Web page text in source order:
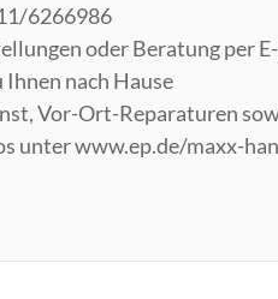
6266986
oder Beratung per
nach Hause
Vor-Ort-Reparaturen
unter www.ep.de/maxx-